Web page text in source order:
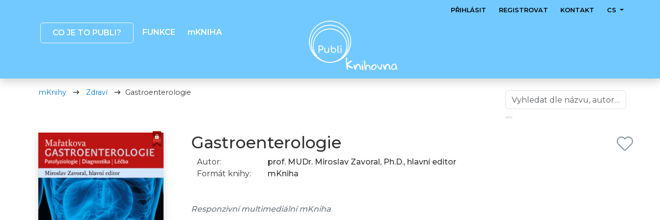
CO JE TO PUBLI? FUNKCE mKNIHA
PŘIHLÁSIT REGISTROVAT KONTAKT CS
mKnihy Zdraví Gastroenterologie
Gastroenterologie
Autor:
prof. MUDr. Miroslav Zavoral, Ph.D., hlavní editor
Formát knihy:
mKniha
Responzivní multimediální mKniha